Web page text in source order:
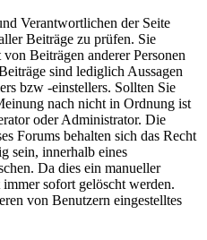
Verantwortlichen der Seite
Beiträge zu prüfen. Sie
Beiträgen anderer Personen
sind lediglich Aussagen
bzw -einstellers. Sollten Sie
nach nicht in Ordnung ist
oder Administrator. Die
Forums behalten sich das Recht
sein, innerhalb eines
Da dies ein manueller
sofort gelöscht werden.
von Benutzern eingestelltes